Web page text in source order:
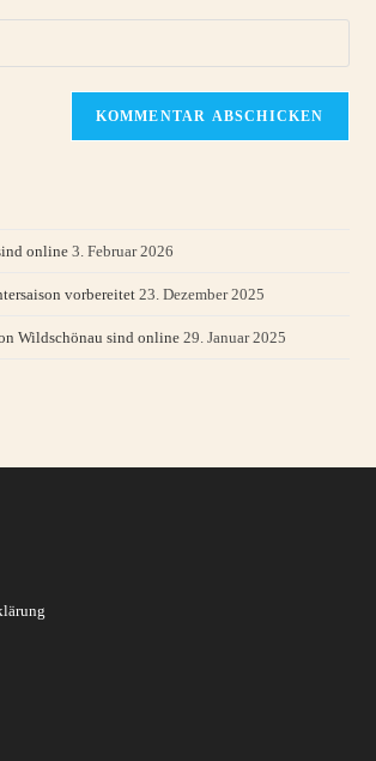
online 3. Februar 2026
vorbereitet 23. Dezember 2025
Wildschönau sind online 29. Januar 2025